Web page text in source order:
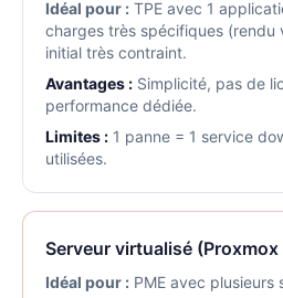
Idéal pour : TPE avec 1
charges très spécifiques
initial très contraint.
Avantages : Simplicité, pas de
performance dédiée.
Limites : 1 panne = 1 service
utilisées.
Serveur virtualisé
Idéal pour : PME avec plusieurs